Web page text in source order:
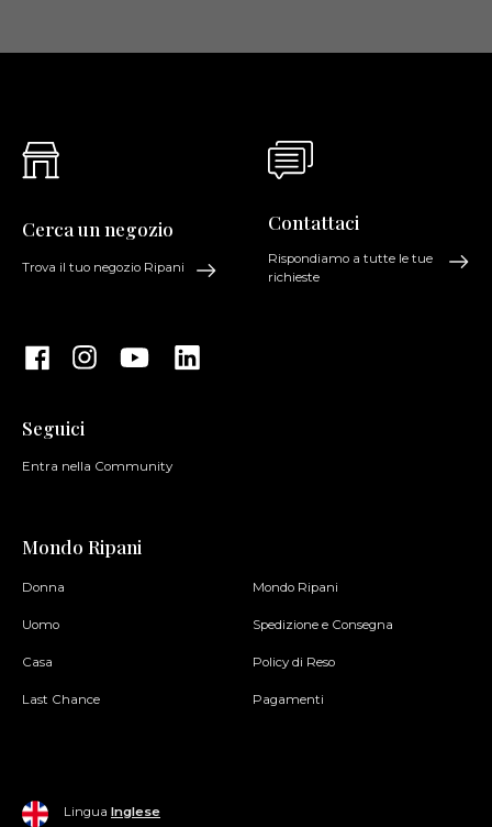
Cerca un negozio
Trova il tuo negozio Ripani
Seguici
Entra nella Community
Contattaci
Rispondiamo a tutte le tue
richieste
Mondo Ripani
Donna
Uomo
Casa
Last Chance
Mondo Ripani
Spedizione e Consegna
Policy di Reso
Pagamenti
Lingua Inglese